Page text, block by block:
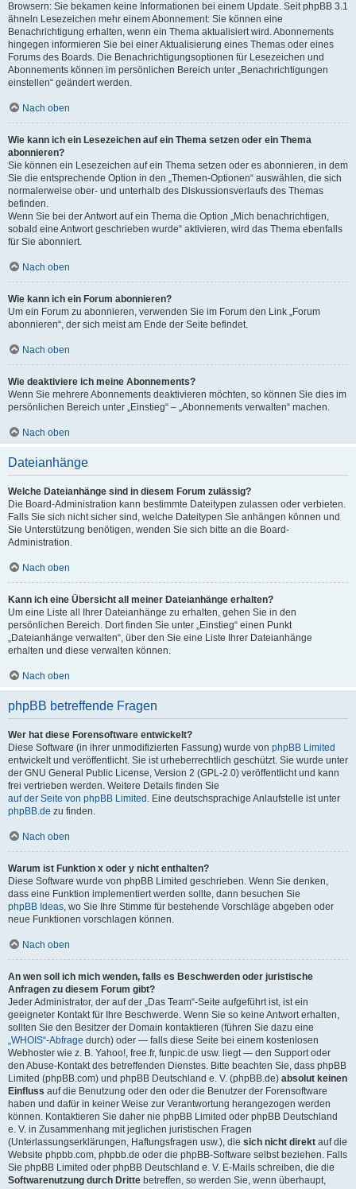
Browsern: Sie bekamen keine Informationen bei einem Update. Seit phpBB 3.1
ähneln Lesezeichen mehr einem Abonnement: Sie können eine
Benachrichtigung erhalten, wenn ein Thema aktualisiert wird. Abonnements
hingegen informieren Sie bei einer Aktualisierung eines Themas oder eines
Forums des Boards. Die Benachrichtigungsoptionen für Lesezeichen und
Abonnements können im persönlichen Bereich unter „Benachrichtigungen
einstellen“ geändert werden.
Nach oben
Wie kann ich ein Lesezeichen auf ein Thema setzen oder ein Thema
abonnieren?
Sie können ein Lesezeichen auf ein Thema setzen oder es abonnieren, in dem
Sie die entsprechende Option in den „Themen-Optionen“ auswählen, die sich
normalerweise ober- und unterhalb des Diskussionsverlaufs des Themas
befinden.
Wenn Sie bei der Antwort auf ein Thema die Option „Mich benachrichtigen,
sobald eine Antwort geschrieben wurde“ aktivieren, wird das Thema ebenfalls
für Sie abonniert.
Nach oben
Wie kann ich ein Forum abonnieren?
Um ein Forum zu abonnieren, verwenden Sie im Forum den Link „Forum
abonnieren“, der sich meist am Ende der Seite befindet.
Nach oben
Wie deaktiviere ich meine Abonnements?
Wenn Sie mehrere Abonnements deaktivieren möchten, so können Sie dies im
persönlichen Bereich unter „Einstieg“ – „Abonnements verwalten“ machen.
Nach oben
Dateianhänge
Welche Dateianhänge sind in diesem Forum zulässig?
Die Board-Administration kann bestimmte Dateitypen zulassen oder verbieten.
Falls Sie sich nicht sicher sind, welche Dateitypen Sie anhängen können und
Sie Unterstützung benötigen, wenden Sie sich bitte an die Board-
Administration.
Nach oben
Kann ich eine Übersicht all meiner Dateianhänge erhalten?
Um eine Liste all Ihrer Dateianhänge zu erhalten, gehen Sie in den
persönlichen Bereich. Dort finden Sie unter „Einstieg“ einen Punkt
„Dateianhänge verwalten“, über den Sie eine Liste Ihrer Dateianhänge
erhalten und diese verwalten können.
Nach oben
phpBB betreffende Fragen
Wer hat diese Forensoftware entwickelt?
Diese Software (in ihrer unmodifizierten Fassung) wurde von phpBB Limited
entwickelt und veröffentlicht. Sie ist urheberrechtlich geschützt. Sie wurde unter
der GNU General Public License, Version 2 (GPL-2.0) veröffentlicht und kann
frei vertrieben werden. Weitere Details finden Sie
auf der Seite von phpBB Limited . Eine deutschsprachige Anlaufstelle ist unter
phpBB.de zu finden.
Nach oben
Warum ist Funktion x oder y nicht enthalten?
Diese Software wurde von phpBB Limited geschrieben. Wenn Sie denken,
dass eine Funktion implementiert werden sollte, dann besuchen Sie
phpBB Ideas, wo Sie Ihre Stimme für bestehende Vorschläge abgeben oder
neue Funktionen vorschlagen können.
Nach oben
An wen soll ich mich wenden, falls es Beschwerden oder juristische
Anfragen zu diesem Forum gibt?
Jeder Administrator, der auf der „Das Team“-Seite aufgeführt ist, ist ein
geeigneter Kontakt für Ihre Beschwerde. Wenn Sie so keine Antwort erhalten,
sollten Sie den Besitzer der Domain kontaktieren (führen Sie dazu eine
„WHOIS“-Abfrage durch) oder — falls diese Seite bei einem kostenlosen
Webhoster wie z. B. Yahoo!, free.fr, funpic.de usw. liegt — den Support oder
den Abuse-Kontakt des betreffenden Dienstes. Bitte beachten Sie, dass phpBB
Limited (phpBB.com) und phpBB Deutschland e. V. (phpBB.de) absolut keinen
Einfluss auf die Benutzung oder den oder die Benutzer der Forensoftware
haben und dafür in keiner Weise zur Verantwortung herangezogen werden
können. Kontaktieren Sie daher nie phpBB Limited oder phpBB Deutschland
e. V. in Zusammenhang mit jeglichen juristischen Fragen
(Unterlassungserklärungen, Haftungsfragen usw.), die sich nicht direkt auf die
Website phpbb.com, phpbb.de oder die phpBB-Software selbst beziehen. Falls
Sie phpBB Limited oder phpBB Deutschland e. V. E-Mails schreiben, die die
Softwarenutzung durch Dritte betreffen, so werden Sie, wenn überhaupt,